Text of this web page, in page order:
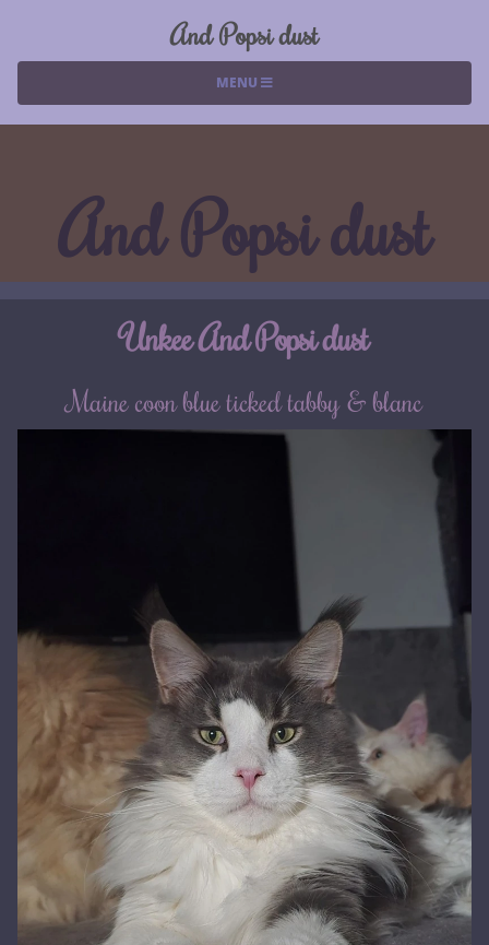
And Popsi dust
MENU
And Popsi dust
Unkee And Popsi dust
Maine coon blue ticked tabby & blanc